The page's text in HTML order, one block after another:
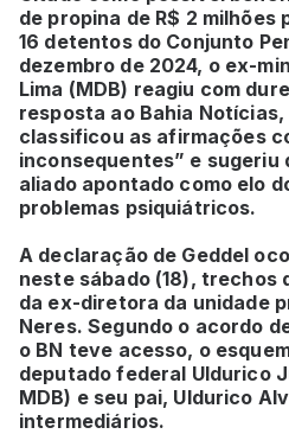
de propina de R$ 2
16 detentos do Conjunto
dezembro de 2024, o ex-
Lima (MDB) reagiu com
resposta ao Bahia
classificou as afirmações
inconsequentes” e sugeriu
aliado apontado como elo
problemas psiquiátricos.
A declaração de Geddel
neste sábado (18), trechos
da ex-diretora da unidade
Neres. Segundo o acordo
o BN teve acesso, o
deputado federal Uldurico
MDB) e seu pai, Uldurico
intermediários.